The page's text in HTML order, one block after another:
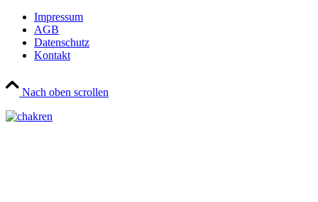
Impressum
AGB
Datenschutz
Kontakt
Nach oben scrollen